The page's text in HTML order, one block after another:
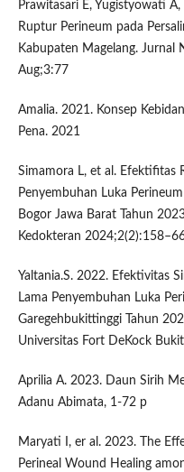
Prawitasari E, Yugistyowati
Ruptur Perineum pada
Kabupaten Magelang. Jurnal
Aug;3:77
Amalia. 2021. Konsep
Pena. 2021
Simamora L, et al. Efektifitas
Penyembuhan Luka
Bogor Jawa Barat Tahun
Kedokteran
Yaltania.S. 2022. Efektivitas
Lama Penyembuhan Luka
Garegehbukittinggi Tahun
Universitas Fort DeKock
Aprilia A. 2023. Daun Sirih
Adanu Abimata, 1-72 p
Maryati I, er al. 2023. The
Perineal Wound Healing